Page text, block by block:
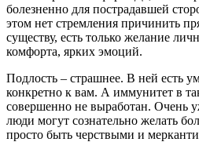
болезненно для пострадавшей
этом нет стремления причинить
существу, есть только желание
комфорта, ярких эмоций.
Подлость – страшнее. В ней есть
конкретно к вам. А иммунитет в
совершенно не выработан. Очень
люди могут сознательно желать
просто быть черствыми и